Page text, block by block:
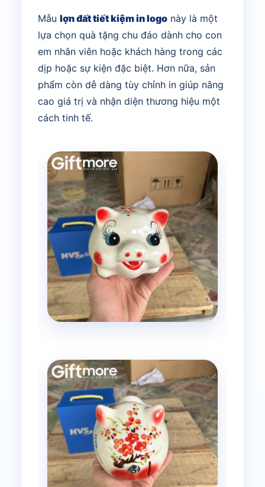
Mẫu lợn đất tiết kiệm in logo này là một
lựa chọn quà tặng chu đáo dành cho con
em nhân viên hoặc khách hàng trong các
dịp hoặc sự kiện đặc biệt. Hơn nữa, sản
phẩm còn dễ dàng tùy chỉnh in giúp nâng
cao giá trị và nhận diện thương hiệu một
cách tinh tế.